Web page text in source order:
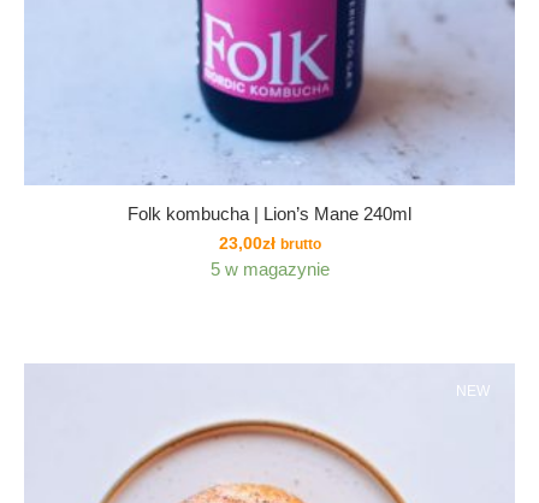
Folk kombucha | Lion’s Mane 240ml
23,00zł brutto
5 w magazynie
NEW